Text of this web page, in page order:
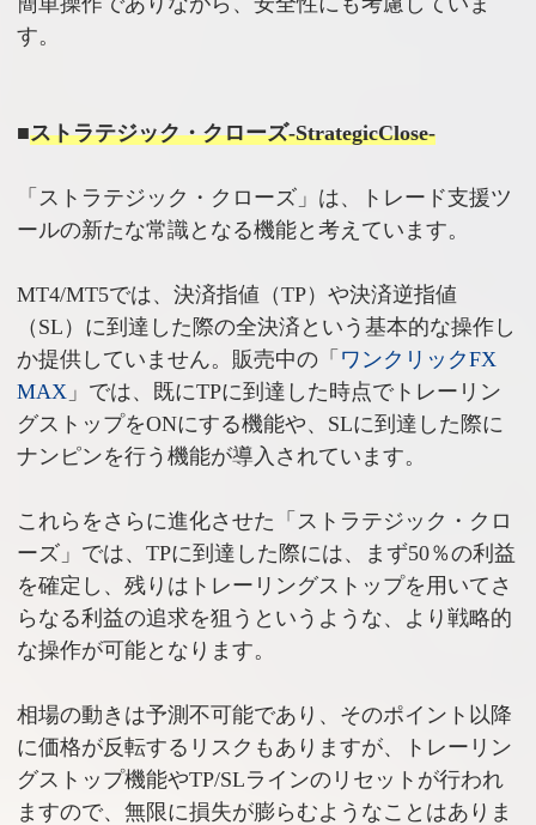
す。
■ストラテジック・クローズ-StrategicClose-
「ストラテジック・クローズ」は、トレード支援ツ
ールの新たな常識となる機能と考えています。
MT4/MT5では、決済指値（TP）や決済逆指値
（SL）に到達した際の全決済という基本的な操作し
か提供していません。販売中の「 ワンクリックFX
MAX」では、既にTPに到達した時点でトレーリン
グストップをONにする機能や、SLに到達した際に
ナンピンを行う機能が導入されています。
これらをさらに進化させた「ストラテジック・クロ
ーズ」では、TPに到達した際には、まず50％の利益
を確定し、残りはトレーリングストップを用いてさ
らなる利益の追求を狙うというような、より戦略的
な操作が可能となります。
相場の動きは予測不可能であり、そのポイント以降
に価格が反転するリスクもありますが、トレーリン
グストップ機能やTP/SLラインのリセットが行われ
ますので、無限に損失が膨らむようなことはありま